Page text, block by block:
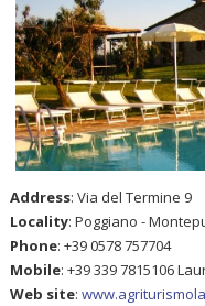
Address: Via del Termine 9
Locality: Poggiano -
Phone: +39 0578 757704
Mobile: +39 339 7815106
Web site: